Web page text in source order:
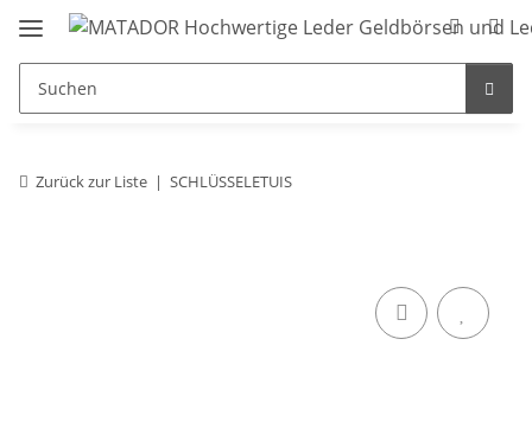
Zurück zur Liste SCHLÜSSELETUIS